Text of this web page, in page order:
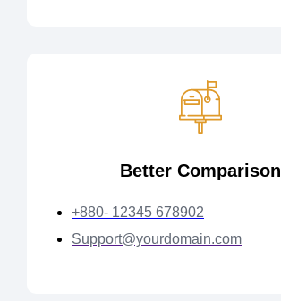
Better Comparison
+880- 12345 678902
Support@yourdomain.com